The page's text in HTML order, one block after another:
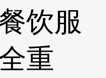
饮服
重